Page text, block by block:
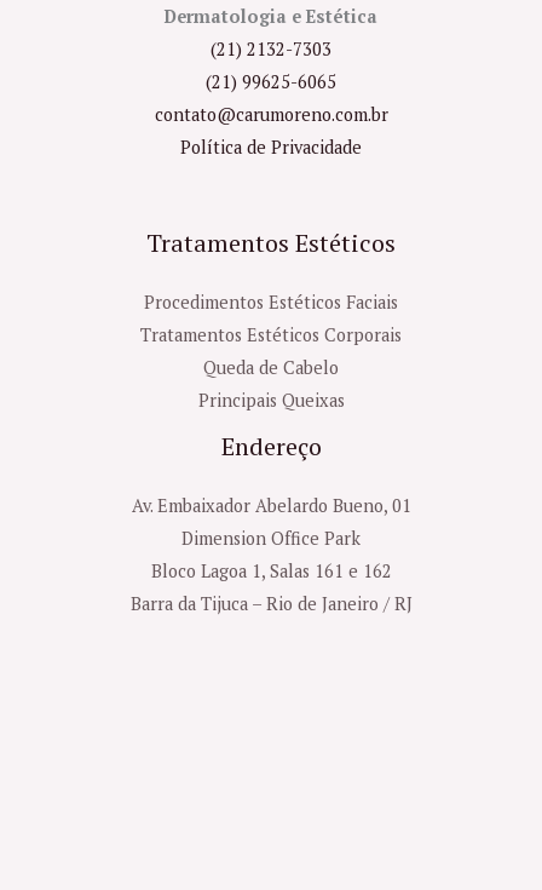
Dermatologia e Estética
(21) 2132-7303
(21) 99625-6065
contato@carumoreno.com.br
Política de Privacidade
Tratamentos Estéticos
Procedimentos Estéticos Faciais
Tratamentos Estéticos Corporais
Queda de Cabelo
Principais Queixas
Endereço
Av. Embaixador Abelardo Bueno, 01
Dimension Office Park
Bloco Lagoa 1, Salas 161 e 162
Barra da Tijuca – Rio de Janeiro / RJ